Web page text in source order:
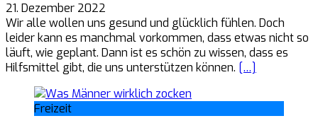
21. Dezember 2022
Wir alle wollen uns gesund und glücklich fühlen. Doch
leider kann es manchmal vorkommen, dass etwas nicht so
läuft, wie geplant. Dann ist es schön zu wissen, dass es
Hilfsmittel gibt, die uns unterstützen können. […]
Freizeit